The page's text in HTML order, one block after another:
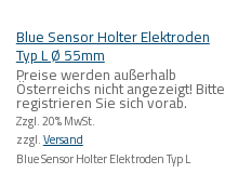
Blue Sensor Holter Elektroden
Typ L Ø 55mm
Preise werden außerhalb
Österreichs nicht angezeigt! Bitte
registrieren Sie sich vorab.
Zzgl. 20% MwSt.
zzgl.Versand
Blue Sensor Holter Elektroden Typ L